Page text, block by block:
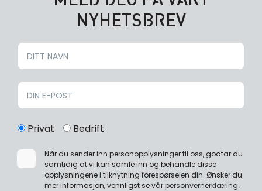
NYHETSBREV
Privat Bedrift
Når du sender inn personopplysninger til oss, godtar du
samtidig at vi kan samle inn og behandle disse
opplysningene i tilknytning forespørselen din. Ønsker du
mer informasjon, vennligst se vårpersonvernerklæring.